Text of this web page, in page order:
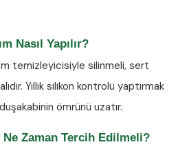
Nasıl Yapılır?
temizleyicisiyle silinmeli, sert
Yıllık silikon kontrolü yaptırmak
ömrünü uzatır.
Zaman Tercih Edilmeli?